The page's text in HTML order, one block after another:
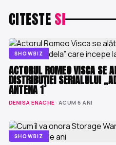
CITESTE SI
SHOWBIZ
ACTORUL ROMEO VISCA SE
DISTRIBUŢIEI SERIALULUI
ANTENA 1
DENISA ENACHE · ACUM 6 ANI
SHOWBIZ